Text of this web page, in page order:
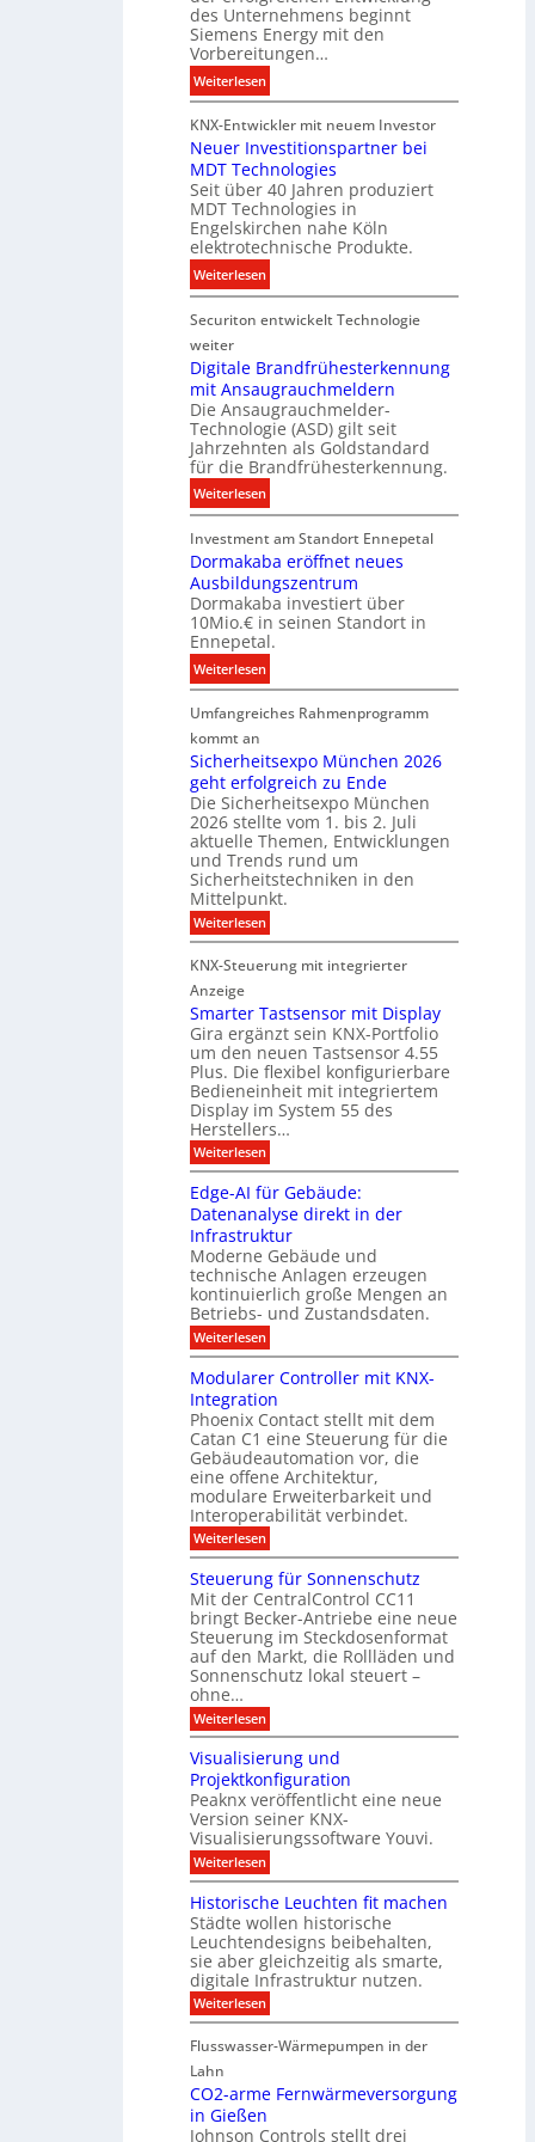
u
c
h
t
u
n
g
s
t
e
c
h
n
i
k
l
e
P
r
o
d
u
k
t
d
a
t
e
des Unternehmens beginnt
Siemens Energy mit den
Vorbereitungen…
Weiterlesen:
S
i
e
m
e
n
s
E
n
r
y
w
i
r
d
u
r
e
i
g
e
n
e
n
M
r
k
e
KNX-Entwickler mit neuem Investor
Neuer Investitionspartner bei
MDT Technologies
Seit über 40 Jahren produziert
MDT Technologies in
Engelskirchen nahe Köln
elektrotechnische Produkte.
Weiterlesen:
N
e
e
r
I
n
v
e
s
i
t
i
o
n
s
p
a
n
e
r
b
e
i
M
D
c
h
n
o
l
o
g
e
s
Securiton entwickelt Technologie
weiter
Digitale Brandfrühesterkennung
mit Ansaugrauchmeldern
Die Ansaugrauchmelder-
Technologie (ASD) gilt seit
Jahrzehnten als Goldstandard
für die Brandfrühesterkennung.
Weiterlesen:
D
i
g
i
t
a
l
e
B
r
n
d
f
r
ü
h
e
s
t
e
k
e
n
n
u
n
g
m
i
t
A
n
s
a
g
r
a
u
c
h
m
e
l
d
e
r
n
Investment am Standort Ennepetal
Dormakaba eröffnet neues
Ausbildungszentrum
Dormakaba investiert über
10Mio.€ in seinen Standort in
Ennepetal.
Weiterlesen:
D
o
m
a
k
a
b
a
e
r
ö
f
n
e
t
n
e
u
e
s
A
u
s
b
i
l
d
u
n
g
s
z
e
n
t
r
u
m
Umfangreiches Rahmenprogramm
kommt an
Sicherheitsexpo München 2026
geht erfolgreich zu Ende
Die Sicherheitsexpo München
2026 stellte vom 1. bis 2. Juli
aktuelle Themen, Entwicklungen
und Trends rund um
Sicherheitstechniken in den
Mittelpunkt.
Weiterlesen:
S
c
e
r
h
e
i
t
s
e
x
p
o
M
ü
n
c
h
e
n
2
0
2
6
g
e
h
t
e
r
f
o
l
g
r
e
i
c
h
z
u
E
n
e
KNX-Steuerung mit integrierter
Anzeige
Smarter Tastsensor mit Display
Gira ergänzt sein KNX-Portfolio
um den neuen Tastsensor 4.55
Plus. Die flexibel konfigurierbare
Bedieneinheit mit integriertem
Display im System 55 des
Herstellers…
Weiterlesen:
S
m
a
r
t
e
r
T
a
s
t
s
n
s
o
r
m
i
t
D
i
s
p
a
y
Edge-AI für Gebäude:
Datenanalyse direkt in der
Infrastruktur
Moderne Gebäude und
technische Anlagen erzeugen
kontinuierlich große Mengen an
Betriebs- und Zustandsdaten.
Weiterlesen:
E
g
e
-
A
I
f
ü
r
G
e
b
u
d
e
:
D
a
t
e
n
a
n
l
y
s
e
d
i
r
e
k
t
i
n
d
e
r
n
r
a
s
Modularer Controller mit KNX-
Integration
Phoenix Contact stellt mit dem
Catan C1 eine Steuerung für die
Gebäudeautomation vor, die
eine offene Architektur,
modulare Erweiterbarkeit und
Interoperabilität verbindet.
Weiterlesen:
M
d
u
l
a
r
e
r
C
o
n
t
o
l
l
e
r
m
i
t
K
N
X
-
I
n
t
g
a
t
i
Steuerung für Sonnenschutz
Mit der CentralControl CC11
bringt Becker-Antriebe eine neue
Steuerung im Steckdosenformat
auf den Markt, die Rollläden und
Sonnenschutz lokal steuert –
ohne…
Weiterlesen:
S
e
u
e
r
u
n
g
f
ü
r
S
o
n
n
e
n
c
t
z
Visualisierung und
Projektkonfiguration
Peaknx veröffentlicht eine neue
Version seiner KNX-
Visualisierungssoftware Youvi.
Weiterlesen:
V
s
u
a
l
i
s
i
e
r
g
u
n
Historische Leuchten fit machen
Städte wollen historische
Leuchtendesigns beibehalten,
sie aber gleichzeitig als smarte,
digitale Infrastruktur nutzen.
Weiterlesen:
H
s
r
i
s
Flusswasser-Wärmepumpen in der
Lahn
CO2-arme Fernwärmeversorgung
in Gießen
Johnson Controls stellt drei